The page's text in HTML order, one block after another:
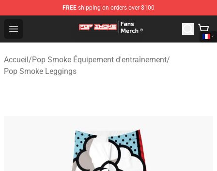
FREE shipping on orders over $100
Open menu
Pop Smoke Store - Official Pop Smoke Merchandise
Accueil/Pop Smoke Équipement d'entraînement/
Pop Smoke Leggings